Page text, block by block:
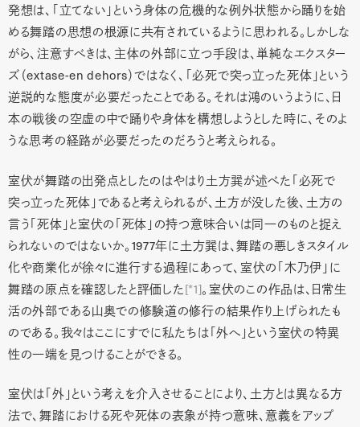
発想は、「立てない」という身体の危機的な例外状態から踊りを始
める舞踏の思想の根源に共有されているように思われる。しかしな
がら、注意すべきは、主体の外部に立つ手段は、単純なエクスター
ズ（extase-en dehors）ではなく、「必死で突っ立った死体」という
逆説的な態度が必要だったことである。それは鴻のいうように、日
本の戦後の空虚の中で踊りや身体を構想しようとした時に、そのよ
うな思考の経路が必要だったのだろうと考えられる。
室伏が舞踏の出発点としたのはやはり土方巽が述べた「必死で
突っ立った死体」であると考えられるが、土方が没した後、土方の
言う「死体」と室伏の「死体」の持つ意味合いは同一のものと捉え
られないのではないか。1977年に土方巽は、舞踏の悪しきスタイル
化や商業化が徐々に進行する過程にあって、室伏の「木乃伊」に
舞踏の原点を確認したと評価した[*1]。室伏のこの作品は、日常生
活の外部である山奥での修験道の修行の結果作り上げられたも
のである。我々はここにすでに私たちは「外へ」という室伏の特異
性の一端を見つけることができる。
室伏は「外」という考えを介入させることにより、土方とは異なる方
法で、舞踏における死や死体の表象が持つ意味、意義をアップ